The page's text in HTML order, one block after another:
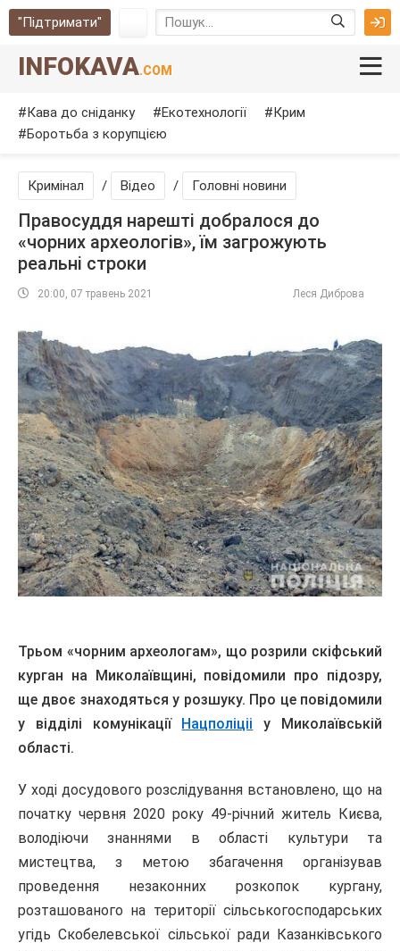
"Підтримати"
INFOKAVA.COM
Кава до сніданку Екотехнології
Крим
Боротьба з корупцією
Кримінал / Відео / Головні новини
Правосуддя нарешті добралося до
«чорних археологів», їм загрожують
реальні строки
20:00, 07 травень 2021 Леся Диброва
Трьом «чорним археологам», що розрили скіфський
курган на Миколаївщині, повідомили про підозру,
ще двоє знаходяться у розшуку. Про це повідомили
у відділі комунікації Нацполіціі у Миколаївській
області.
У ході досудового розслідування встановлено, що на
початку червня 2020 року 49-річний житель Києва,
володіючи знаннями в області культури та
мистецтва, з метою збагачення організував
проведення незаконних розкопок кургану,
розташованого на території сільськогосподарських
угідь Скобелевської сільської ради Казанківського